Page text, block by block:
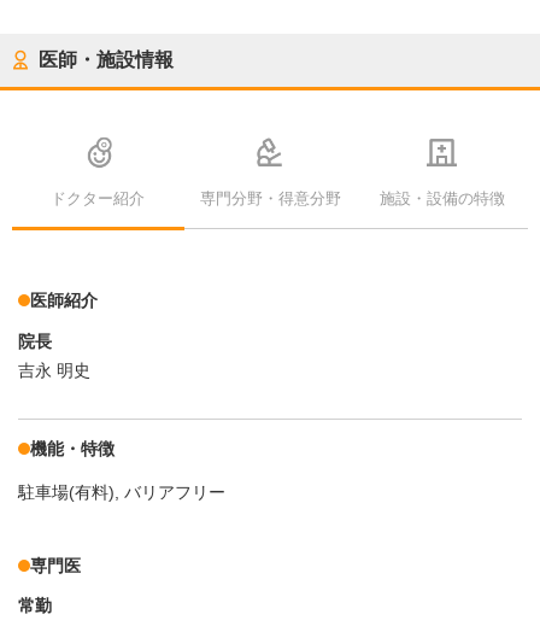
医師・施設情報
ドクター紹介 専門分野・得意分野 施設・設備の特徴
医師紹介
院長
吉永 明史
機能・特徴
駐車場(有料) バリアフリー
専門医
常勤